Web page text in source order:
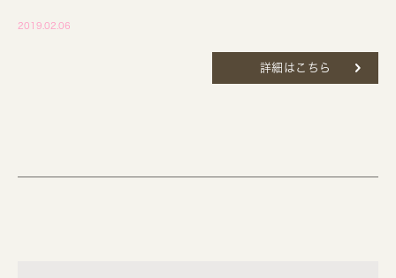
2019.02.06
詳細はこちら